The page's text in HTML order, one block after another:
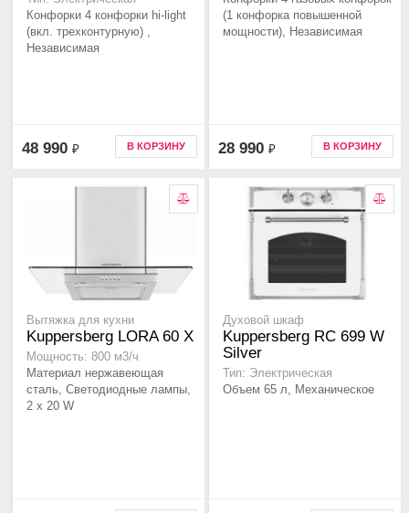
Конфорки 4 конфорки hi-light
(вкл. трехконтурную) ,
Независимая
48 990 ₽ В КОРЗИНУ
(1 конфорка повышенной
мощности), Независимая
28 990 ₽ В КОРЗИНУ
Вытяжка для кухни
Kuppersberg LORA 60 X
Мощность: 800 м3/ч
Материал нержавеющая
сталь, Светодиодные лампы,
2 x 20 W
Духовой шкаф
Kuppersberg RC 699 W
Silver
Тип: Электрическая
Объем 65 л, Механическое